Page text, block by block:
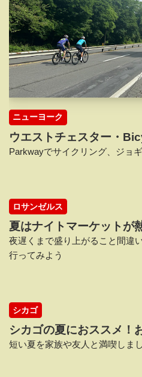
ニューヨーク
ウエストチェスター・
Parkwayでサイクリング、ジョ
ロサンゼルス
夏はナイトマーケットが
夜遅くまで盛り上がること間違
行ってみよう
シカゴ
シカゴの夏におススメ！
短い夏を家族や友人と満喫しま